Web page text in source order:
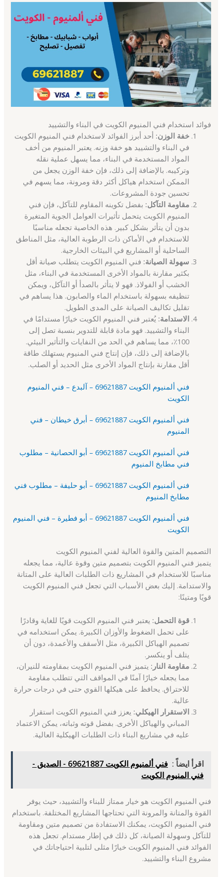
فوائد استخدام فني المنيوم الكويت في البناء والتشييد
خفة الوزن: أحد أبرز الفوائد لاستخدام فني المنيوم الكويت
في البناء والتشييد هو خفة وزنه. يعتبر المنيوم من أخف
المواد المستخدمة في البناء، مما يسهل عملية نقله
وتركيبه. بالإضافة إلى ذلك، فإن خفة الوزن يجعل من
الممكن استخدام هياكل أكثر دقة ومرونة، مما يسهم في
تحسين جودة المشروعات.
مقاومة التآكل: بفضل تكوينه المقاوم للتآكل، فإن فني
المنيوم الكويت يتحمل تأثيرات العوامل الجوية المتغيرة
بدون أن يتأثر بشكل كبير. هذه الخاصية تجعله مناسبًا
للاستخدام في الأماكن ذات الرطوبة العالية، مثل المناطق
الساحلية أو المشاريع في البيئات الخارجية.
سهولة الصيانة: فني المنيوم الكويت يتطلب صيانة أقل
بكثير مقارنة بالمواد الأخرى المستخدمة في البناء، مثل
الخشب أو الفولاذ. فهو لا يتأثر بالصدأ أو التآكل، ويمكن
تنظيفه بسهولة باستخدام الماء والصابون. هذا يساهم في
تقليل تكاليف الصيانة على المدى الطويل.
الاستدامة: يُعتبر فني المنيوم الكويت خيارًا مستدامًا في
البناء والتشييد. فهو مادة قابلة للتدوير بنسبة تصل إلى
100٪، مما يساهم في الحد من النفايات والتأثير البيئي.
بالإضافة إلى ذلك، فإن إنتاج فني المنيوم يستهلك طاقة
أقل مقارنة بإنتاج المواد الأخرى مثل الحديد أو الصلب.
فني ألمنيوم الكويت 69621887 – آلبدع – فني المنيوم
الكويت
فني ألمنيوم الكويت 69621887 – أبرق خيطان – فني
المنيوم
فني ألمنيوم الكويت 69621887 – أبو الحصانية – مطلوب
فني مطابخ المنيوم
فني ألمنيوم الكويت 69621887 – أبو حليفة – مطلوب فني
مطابخ المنيوم
فني ألمنيوم الكويت 69621887 – أبو فطيرة – فني المنيوم
الكويت
التصميم المتين والقوة العالية لفني المنيوم الكويت
يتميز فني المنيوم الكويت بتصميم متين وقوة عالية، مما يجعله
مناسبًا للاستخدام في المشاريع ذات الطلبات العالية على المتانة
والاستدامة. إليك بعض الأسباب التي تجعل فني المنيوم الكويت
قويًا ومتينًا:
قوة التحمل: يعتبر فني المنيوم الكويت قويًا للغاية وقادرًا
على تحمل الضغوط والأوزان الكبيرة. يمكن استخدامه في
تصميم الهياكل الكبيرة، مثل الأسقف والأعمدة، دون أن
يتلف أو ينكسر.
مقاومة النار: يتميز فني المنيوم الكويت بمقاومته للنيران،
مما يجعله خيارًا آمنًا في المواقف التي تتطلب مقاومة
للاحتراق. يحافظ على هيكلها القوي حتى في درجات حرارة
عالية.
الاستقرار الهيكلي: يعزز فني المنيوم الكويت استقرار
المباني والهياكل الأخرى. بفضل قوته وثباته، يمكن الاعتماد
عليه في مشاريع البناء ذات الطلبات الهيكلية العالية.
اقرأ ايضاً :
فني ألمنيوم الكويت 69621887 - الصديق -
فني المنيوم الكويت
فني المنيوم الكويت هو خيار ممتاز للبناء والتشييد، حيث يوفر
القوة والمتانة والمرونة التي تحتاجها المشاريع المختلفة. باستخدام
فني المنيوم الكويت، يمكنك الاستفادة من تصميم متين ومقاومة
للتآكل وسهولة الصيانة، كل ذلك في إطار مستدام. تجعل هذه
الفوائد فني المنيوم الكويت خيارًا مثلى لتلبية احتياجاتك في
مشروع البناء والتشييد.